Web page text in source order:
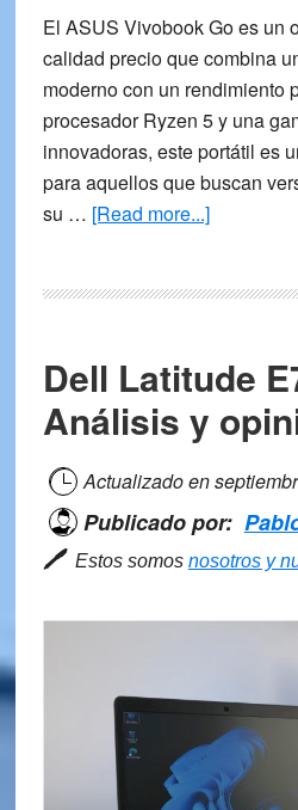
El ASUS Vivobook Go es un
calidad precio que combina
moderno con un rendimiento
procesador Ryzen 5 y una
innovadoras, este portátil es
para aquellos que buscan
su … [Read more...]about
ASUS
Go
–
Opiniones
Dell Latitude
Análisis y
Actualizado en
Publicado por:
🖊 Estos somos nosotros y